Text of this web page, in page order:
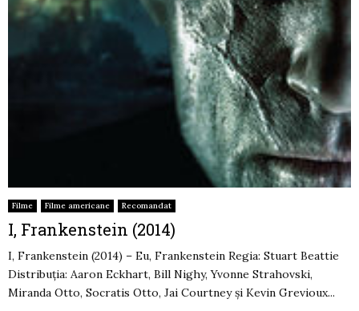
Filme Filme americane Recomandat
I, Frankenstein (2014)
I, Frankenstein (2014) – Eu, Frankenstein Regia: Stuart Beattie
Distribuția: Aaron Eckhart, Bill Nighy, Yvonne Strahovski,
Miranda Otto, Socratis Otto, Jai Courtney şi Kevin Grevioux...